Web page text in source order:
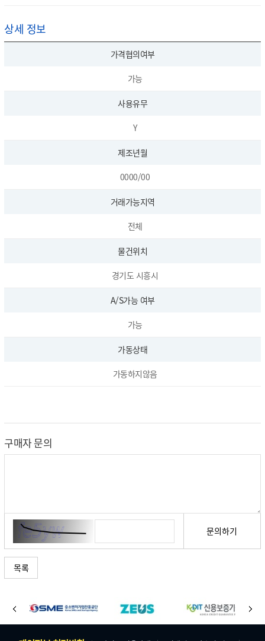
상세 정보
가격협의여부
가능
사용유무
Y
제조년월
0000/00
거래가능지역
전체
물건위치
경기도 시흥시
A/S가능 여부
가능
가동상태
가동하지않음
구매자 문의
문의하기
목록
로 이
전
다
음